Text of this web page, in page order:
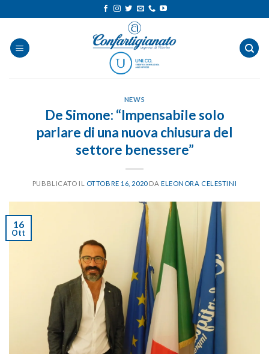
ai
contenuti
NEWS
De Simone: “Impensabile solo
parlare di una nuova chiusura del
settore benessere”
PUBBLICATO IL OTTOBRE 16, 2020 DA ELEONORA CELESTINI
16
Ott